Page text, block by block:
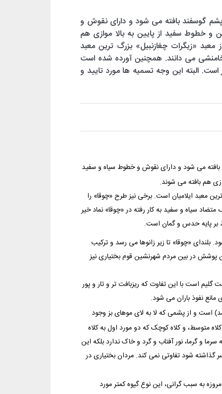
پشم گوسفند بافته می شود و دارای نقوش و
و خطوط سفید از پایین به بالا موازی هم
«زیگرات چغازنبیل» بزرگ ترین معبد
می دانند. همچنین آورده شده است
البته این وجه تسمیه ها مورد تایید و
بافته می شود و دارای نقوش و خطوط سیاه و سفید
هم بافته می شوند.
معبد ایلامیان است. برخی نیز طرح «چوقا» را
سیاه و سفید به کار رفته در «چوقا» نماد خیر
بر پایه حدس و گمان است.
«چوقا» تا زیر زانوها می رسد و ترکیب
پوشش در بین مردم شهرنشین قوم بختیاری نیز
گلیم است با این تفاوت که ریزبافت تر و تار و پور
نفوذ باران می شود.
است و از پشمی که لا به لای موهای بز وجود
متوسط، و کلاه کوچک که دو مورد اول به کلاه
و گرما، نور آفتاب و گرد و خاک ندارد بلکه این
شود تفاوتی نمی کند. مردان بختیاری در
به سبب گرانی، این نوع گیوه کمتر مورد